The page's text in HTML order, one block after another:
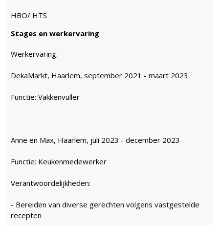
HBO/ HTS
Stages en werkervaring
Werkervaring:
DekaMarkt, Haarlem, september 2021 - maart 2023
Functie: Vakkenvuller
Anne en Max, Haarlem, juli 2023 - december 2023
Functie: Keukenmedewerker
Verantwoordelijkheden:
- Bereiden van diverse gerechten volgens vastgestelde
recepten